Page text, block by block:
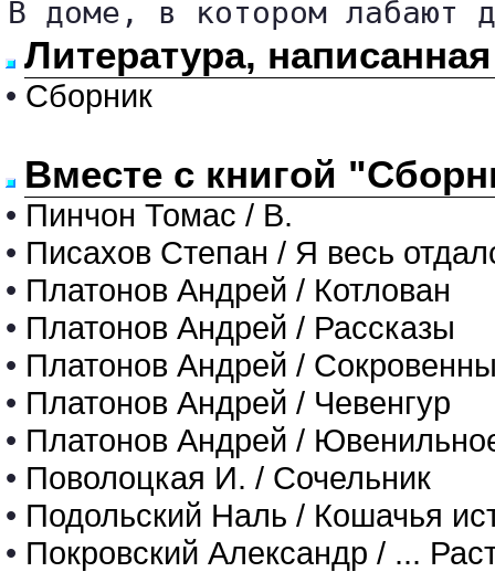
Литература,
• Сборник
Вместе с книгой
• Пинчон Томас / В.
• Писахов Степан / Я весь
• Платонов Андрей / Котлован
• Платонов Андрей / Рассказы
• Платонов Андрей /
• Платонов Андрей / Чевенгур
• Платонов Андрей /
• Поволоцкая И. / Сочельник
• Подольский Нaль / Кошачья
• Покровский Александр / ...